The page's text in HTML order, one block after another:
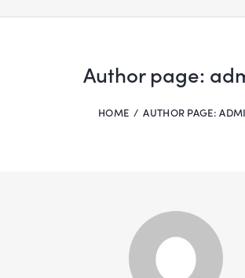
Author page:
HOME AUTHOR PAGE: